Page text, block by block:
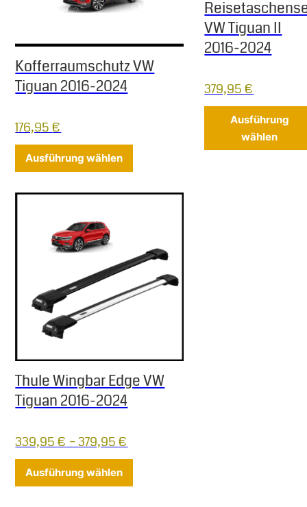
Kofferraumschutz VW
Tiguan 2016-2024
176,95€
Ausführung wählen Dieses Produkt weist mehrere
VW Tiguan II
2016-2024
379,95€
Ausführung
wählen
Thule Wingbar Edge VW
Tiguan 2016-2024
339,95€ –379,95€
Ausführung wählen